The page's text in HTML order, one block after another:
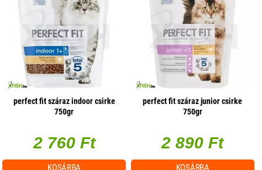
perfect fit száraz indoor csirke
750gr
2 760 Ft
perfect fit száraz junior csirke
750gr
2 890 Ft